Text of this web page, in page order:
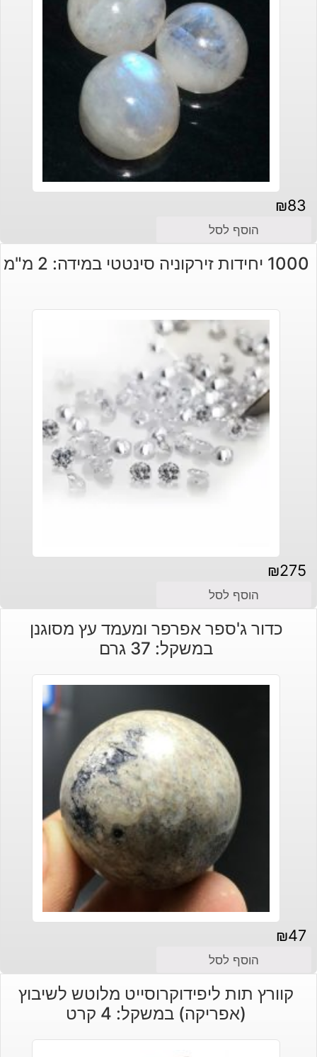
₪83
הוסף לסל
1000 יחידות זירקוניה סינטטי במידה: 2 מ"מ
₪275
הוסף לסל
כדור ג'ספר אפרפר ומעמד עץ מסוגנן
במשקל: 37 גרם
₪47
הוסף לסל
קוורץ תות ליפידוקרוסייט מלוטש לשיבוץ
(אפריקה) במשקל: 4 קרט